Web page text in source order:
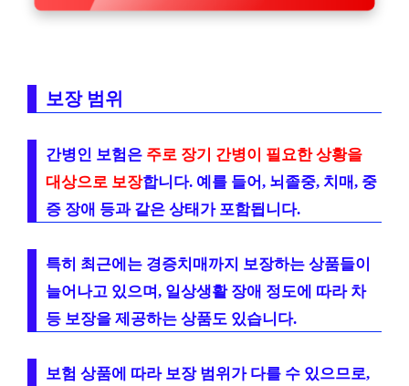
보장 범위
간병인 보험은 주로 장기 간병이 필요한 상황을
대상으로 보장합니다. 예를 들어, 뇌졸중, 치매, 중
증 장애 등과 같은 상태가 포함됩니다.
특히 최근에는 경증치매까지 보장하는 상품들이
늘어나고 있으며, 일상생활 장애 정도에 따라 차
등 보장을 제공하는 상품도 있습니다.
보험 상품에 따라 보장 범위가 다를 수 있으므로,